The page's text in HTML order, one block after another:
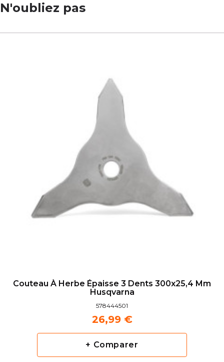
N'oubliez pas
Couteau À Herbe Épaisse 3 Dents 300x25,4 Mm
Husqvarna
578444501
26,99 €
+ Comparer